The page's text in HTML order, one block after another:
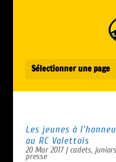
Sélectionner une page
Les jeunes à
au RC Valettois
20 Mar 2017| cadets, juniors
presse